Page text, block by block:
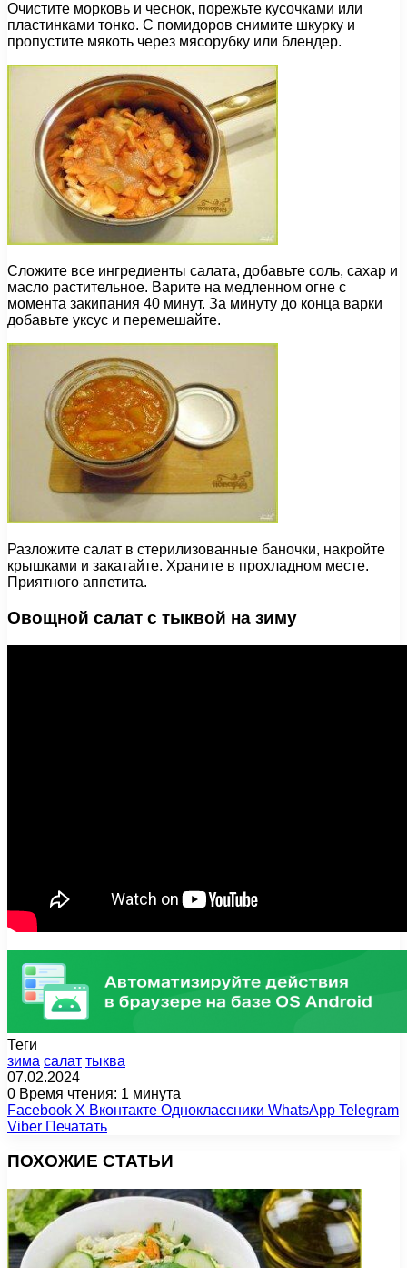
Очистите морковь и чеснок, порежьте кусочками или
пластинками тонко. С помидоров снимите шкурку и
пропустите мякоть через мясорубку или блендер.
Сложите все ингредиенты салата, добавьте соль, сахар и
масло растительное. Варите на медленном огне с
момента закипания 40 минут. За минуту до конца варки
добавьте уксус и перемешайте.
Разложите салат в стерилизованные баночки, накройте
крышками и закатайте. Храните в прохладном месте.
Приятного аппетита.
Овощной салат с тыквой на зиму
Теги
зима салат тыква
07.02.2024
0 Время чтения: 1 минута
Facebook X Вконтакте Одноклассники WhatsApp Telegram
Viber Печатать
ПОХОЖИЕ СТАТЬИ